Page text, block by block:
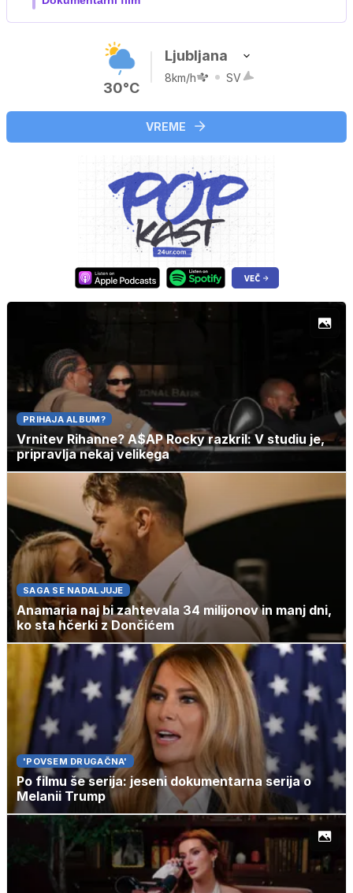
30°C
Ljubljana
8km/h SV
VREME
PRIHAJA ALBUM?
Vrnitev Rihanne? A$AP Rocky razkril: V studiu je,
pripravlja nekaj velikega
SAGA SE NADALJUJE
Anamaria naj bi zahtevala 34 milijonov in manj dni,
ko sta hčerki z Dončićem
'POVSEM DRUGAČNA'
Po filmu še serija: jeseni dokumentarna serija o
Melanii Trump